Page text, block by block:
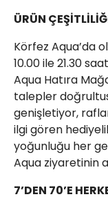
ÜRÜN
Körfez Aqua’da
10.00 ile 21.30
Aqua Hatıra
talepler
genişletiyor,
ilgi gören
yoğunluğu her
Aqua ziyaretinin
7’DEN 70’E